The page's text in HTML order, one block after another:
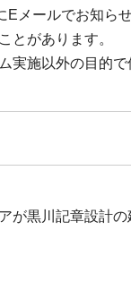
メールでお知らせ
とがあります。
施以外の目的で
が黒川記章設計